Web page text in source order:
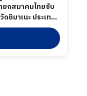
กสมาคมไทยซับ
ชิมาเนะ ประเทศ
ารในกระบวนการ
ละมุมมองด้าน
นระหว่างผู้
ะการจับคู่ธุรกิจ
นที่ 13-16